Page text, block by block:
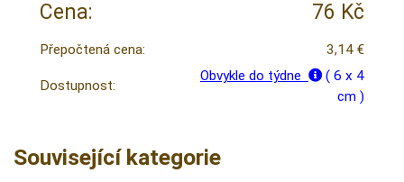
Cena: 76 Kč
Přepočtená cena: 3,14 €
Dostupnost:
Obvykle do týdne
( 6 x 4
cm )
Související kategorie